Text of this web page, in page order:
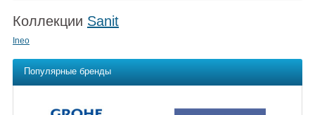
Коллекции Sanit
Ineo
Популярные бренды